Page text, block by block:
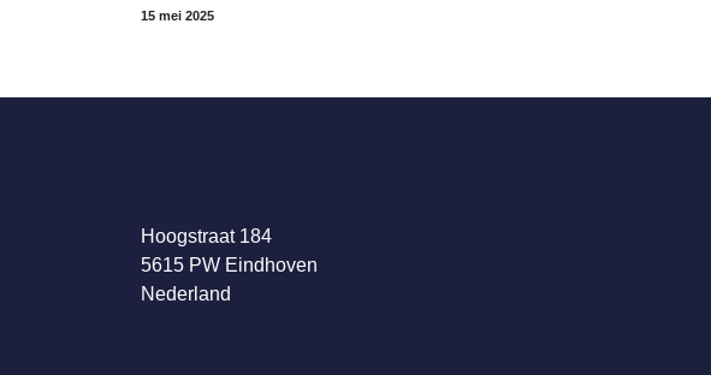
15 mei 2025
Hoogstraat 184
5615 PW Eindhoven
Nederland​